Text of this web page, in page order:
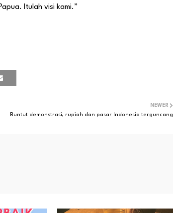
Itulah visi kami.”
NEWER
Buntut demonstrasi, rupiah dan pasar Indonesia terguncang